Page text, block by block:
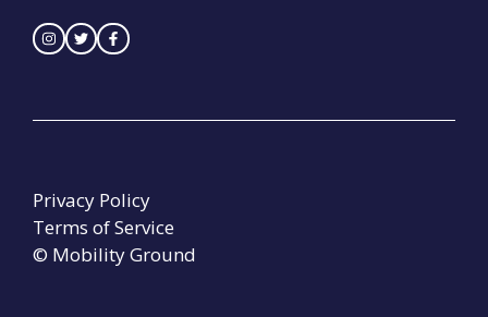
© Mobility Ground
Privacy Policy
Terms of Service